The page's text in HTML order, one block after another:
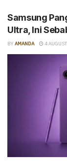
Samsung
Ultra, Ini
BY AMANDA 4